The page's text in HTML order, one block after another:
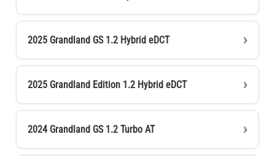
2025 Grandland GS 1.2 Hybrid eDCT
2025 Grandland Edition 1.2 Hybrid eDCT
2024 Grandland GS 1.2 Turbo AT